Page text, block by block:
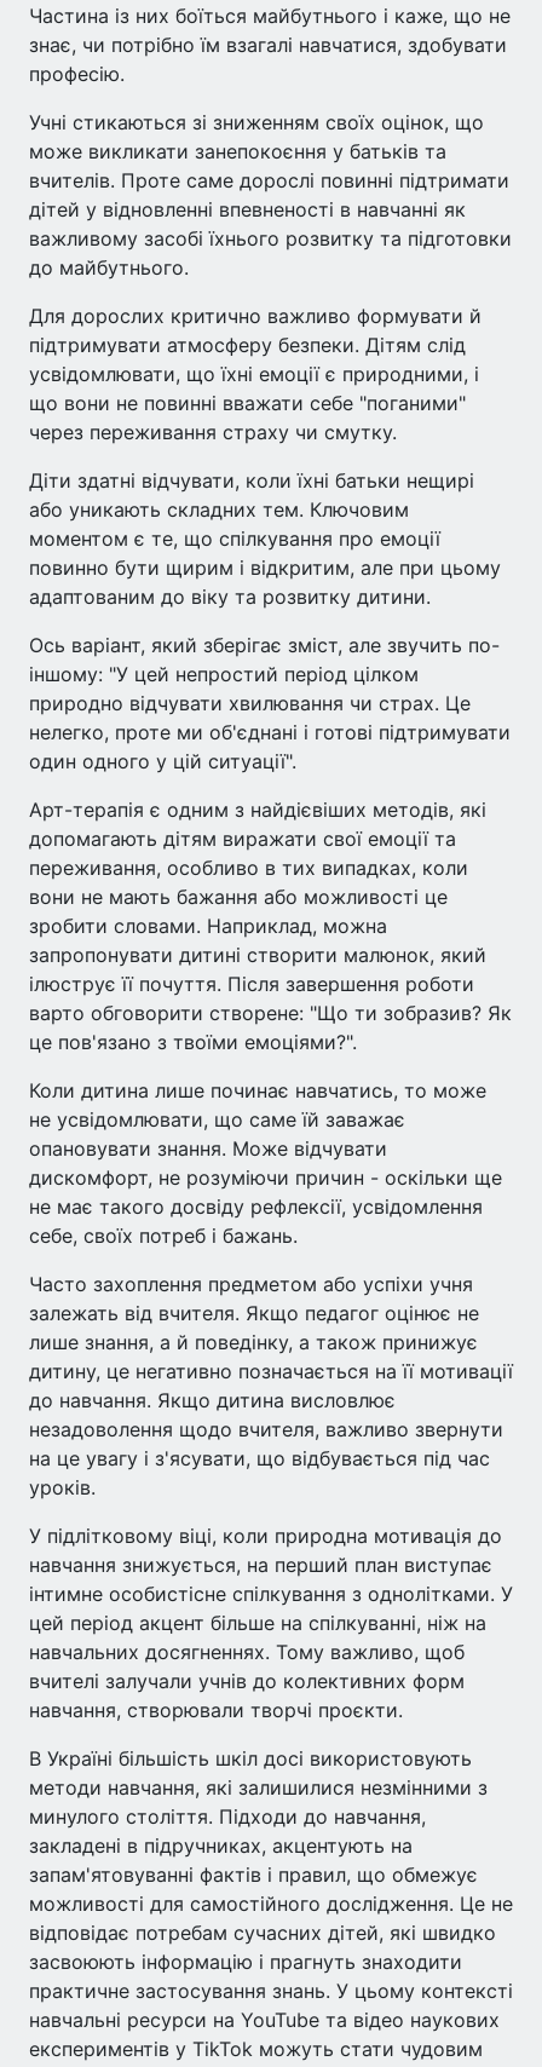
Частина із них боїться майбутнього і каже, що не
знає, чи потрібно їм взагалі навчатися, здобувати
професію.
Учні стикаються зі зниженням своїх оцінок, що
може викликати занепокоєння у батьків та
вчителів. Проте саме дорослі повинні підтримати
дітей у відновленні впевненості в навчанні як
важливому засобі їхнього розвитку та підготовки
до майбутнього.
Для дорослих критично важливо формувати й
підтримувати атмосферу безпеки. Дітям слід
усвідомлювати, що їхні емоції є природними, і
що вони не повинні вважати себе "поганими"
через переживання страху чи смутку.
Діти здатні відчувати, коли їхні батьки нещирі
або уникають складних тем. Ключовим
моментом є те, що спілкування про емоції
повинно бути щирим і відкритим, але при цьому
адаптованим до віку та розвитку дитини.
Ось варіант, який зберігає зміст, але звучить по-
іншому: "У цей непростий період цілком
природно відчувати хвилювання чи страх. Це
нелегко, проте ми об'єднані і готові підтримувати
один одного у цій ситуації".
Арт-терапія є одним з найдієвіших методів, які
допомагають дітям виражати свої емоції та
переживання, особливо в тих випадках, коли
вони не мають бажання або можливості це
зробити словами. Наприклад, можна
запропонувати дитині створити малюнок, який
ілюструє її почуття. Після завершення роботи
варто обговорити створене: "Що ти зобразив? Як
це пов'язано з твоїми емоціями?".
Коли дитина лише починає навчатись, то може
не усвідомлювати, що саме їй заважає
опановувати знання. Може відчувати
дискомфорт, не розуміючи причин - оскільки ще
не має такого досвіду рефлексії, усвідомлення
себе, своїх потреб і бажань.
Часто захоплення предметом або успіхи учня
залежать від вчителя. Якщо педагог оцінює не
лише знання, а й поведінку, а також принижує
дитину, це негативно позначається на її мотивації
до навчання. Якщо дитина висловлює
незадоволення щодо вчителя, важливо звернути
на це увагу і з'ясувати, що відбувається під час
уроків.
У підлітковому віці, коли природна мотивація до
навчання знижується, на перший план виступає
інтимне особистісне спілкування з однолітками. У
цей період акцент більше на спілкуванні, ніж на
навчальних досягненнях. Тому важливо, щоб
вчителі залучали учнів до колективних форм
навчання, створювали творчі проєкти.
В Україні більшість шкіл досі використовують
методи навчання, які залишилися незмінними з
минулого століття. Підходи до навчання,
закладені в підручниках, акцентують на
запам'ятовуванні фактів і правил, що обмежує
можливості для самостійного дослідження. Це не
відповідає потребам сучасних дітей, які швидко
засвоюють інформацію і прагнуть знаходити
практичне застосування знань. У цьому контексті
навчальні ресурси на YouTube та відео наукових
експериментів у TikTok можуть стати чудовим